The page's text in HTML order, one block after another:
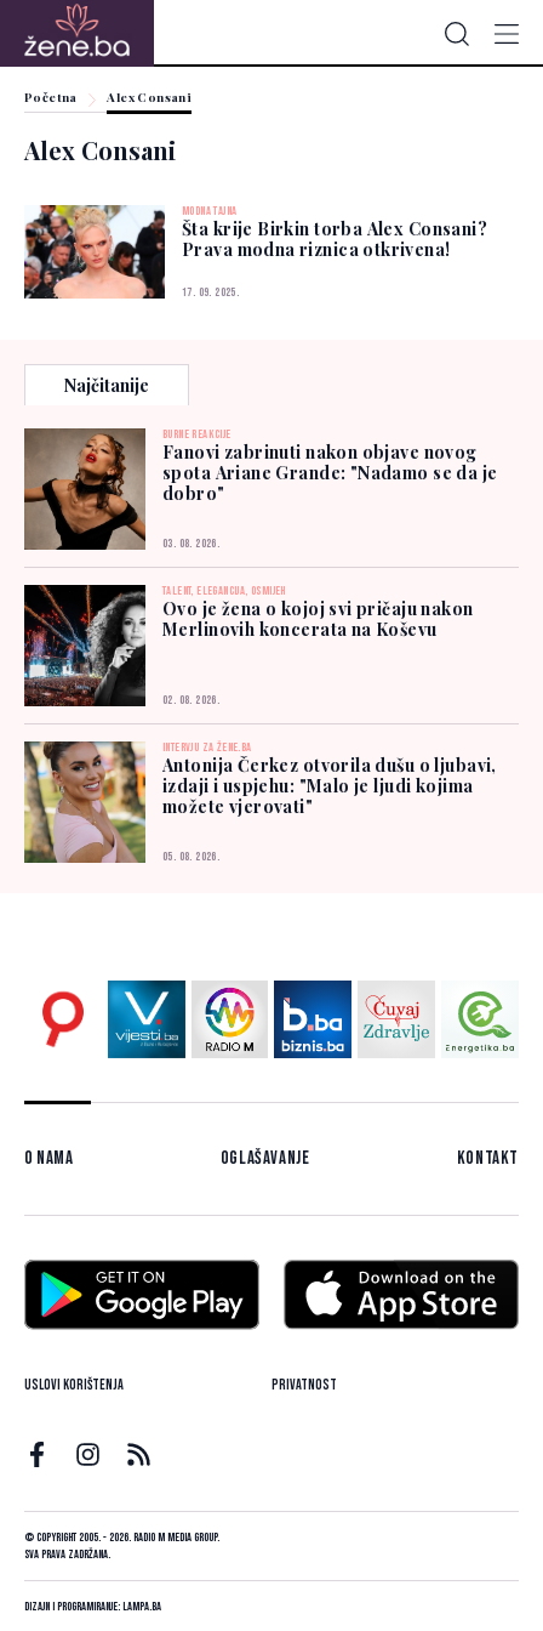
Početna Alex Consani
Alex Consani
MODNA TAJNA
Šta krije Birkin torba Alex Consani?
Prava modna riznica otkrivena!
17. 09. 2025.
Najčitanije
BURNE REAKCIJE
Fanovi zabrinuti nakon objave novog
spota Ariane Grande: "Nadamo se da je
dobro"
03. 08. 2026.
TALENT, ELEGANCIJA, OSMIJEH
Ovo je žena o kojoj svi pričaju nakon
Merlinovih koncerata na Koševu
02. 08. 2026.
INTERVJU ZA ŽENE.BA
Antonija Čerkez otvorila dušu o ljubavi,
izdaji i uspjehu: "Malo je ljudi kojima
možete vjerovati"
05. 08. 2026.
O nama Oglašavanje Kontakt
Uslovi korištenja Privatnost
© Copyright 2005. - 2026. Radio M Media Group.
Sva prava zadržana.
Dizajn i programiranje:Lampa.ba